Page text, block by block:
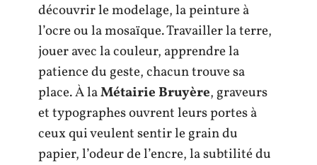
découvrir le modelage, la peinture à
l’ocre ou la mosaïque. Travailler la terre,
jouer avec la couleur, apprendre la
patience du geste, chacun trouve sa
place. À laMétairie Bruyère, graveurs
et typographes ouvrent leurs portes à
ceux qui veulent sentir le grain du
papier, l’odeur de l’encre, la subtilité du